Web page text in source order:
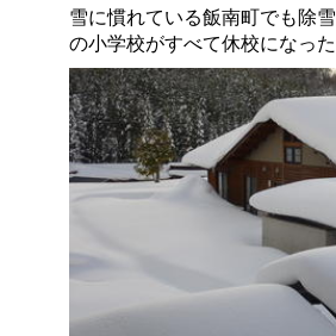
雪に慣れている飯南町でも除
の小学校がすべて休校になった